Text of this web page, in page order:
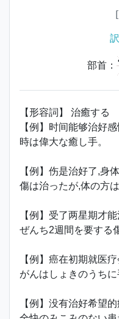
部首：
【形容詞】 治癒する
【例】时间能够治好感
時は偉大な癒し手。
【例】伤是治好了,身
傷は治ったが,体の方
【例】受了两星期才
ぜんち2週間を要する
【例】癌在初期就医
がんはしょきのうち
【例】没有治好希望的